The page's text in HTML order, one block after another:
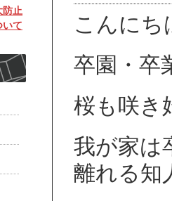
こんにち
卒園・卒
桜も咲き
我が家は
離れる知
防止
いて